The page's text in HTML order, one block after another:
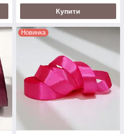
Купити
Новинка